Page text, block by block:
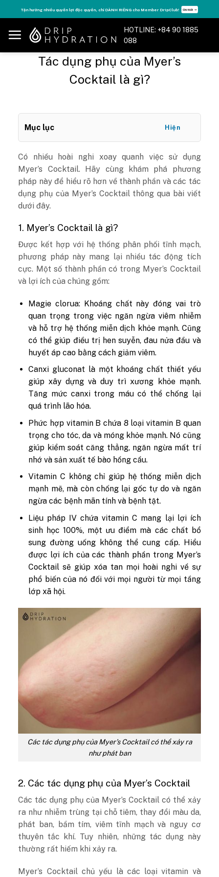
to
content
Tận hưởng nhiều quyền lợi độc quyền, chỉ DÀNH RIÊNG cho Member DripClub! Chi tiết ➝
HOTLINE: +84 90 1885
088
Tác dụng phụ của Myer’s
Cocktail là gì?
Mục lục Hiện
Có nhiều hoài nghi xoay quanh việc sử dụng
Myer’s Cocktail. Hãy cùng khám phá phương
pháp này để hiểu rõ hơn về thành phần và các tác
dụng phụ của Myer’s Cocktail thông qua bài viết
dưới đây.
1. Myer’s Cocktail là gì?
Được kết hợp với hệ thống phân phối tĩnh mạch,
phương pháp này mang lại nhiều tác động tích
cực. Một số thành phần có trong Myer’s Cocktail
và lợi ích của chúng gồm:
Magie clorua: Khoáng chất này đóng vai trò
quan trọng trong việc ngăn ngừa viêm nhiễm
và hỗ trợ hệ thống miễn dịch khỏe mạnh. Cũng
có thể giúp điều trị hen suyễn, đau nửa đầu và
huyết áp cao bằng cách giảm viêm.
Canxi gluconat là một khoáng chất thiết yếu
giúp xây dựng và duy trì xương khỏe mạnh.
Tăng mức canxi trong máu có thể chống lại
quá trình lão hóa.
Phức hợp vitamin B chứa 8 loại vitamin B quan
trọng cho tóc, da và móng khỏe mạnh. Nó cũng
giúp kiểm soát căng thẳng, ngăn ngừa mất trí
nhớ và sản xuất tế bào hồng cầu.
Vitamin C không chỉ giúp hệ thống miễn dịch
mạnh mẽ, mà còn chống lại gốc tự do và ngăn
ngừa các bệnh mãn tính và bệnh tật.
Liệu pháp IV chứa vitamin C mang lại lợi ích
sinh học 100%, một ưu điểm mà các chất bổ
sung đường uống không thể cung cấp. Hiểu
được lợi ích của các thành phần trong Myer’s
Cocktail sẽ giúp xóa tan mọi hoài nghi về sự
phổ biến của nó đối với mọi người từ mọi tầng
lớp xã hội.
Các tác dụng phụ của Myer’s Cocktail có thể xảy ra
như phát ban
2. Các tác dụng phụ của Myer’s Cocktail
Các tác dụng phụ của Myer’s Cocktail có thể xảy
ra như nhiễm trùng tại chỗ tiêm, thay đổi màu da,
phát ban, bầm tím, viêm tĩnh mạch và nguy cơ
thuyên tắc khí. Tuy nhiên, những tác dụng này
thường rất hiếm khi xảy ra.
Myer’s Cocktail chủ yếu là các loại vitamin và